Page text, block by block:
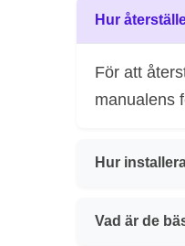
Hur
För att
manualens
Hur
Vad är de